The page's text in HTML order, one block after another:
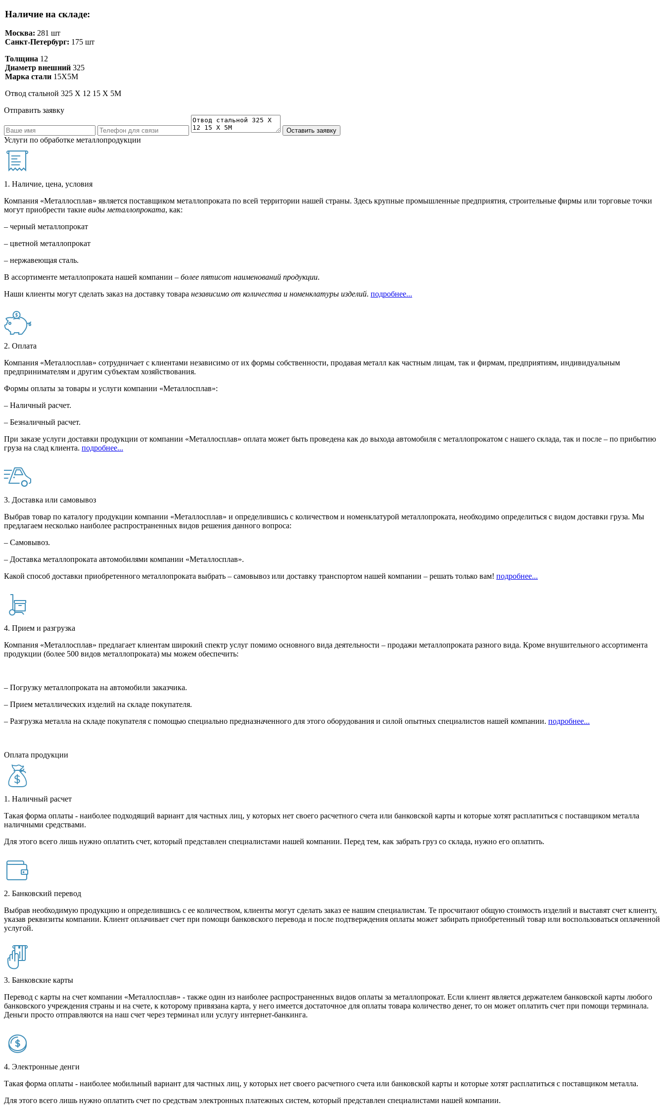
Наличие на складе:
Москва: 281 шт
Санкт-Петербург: 175 шт
Толщина 12
Диаметр внешний 325
Марка стали 15Х5М
Отвод стальной 325 Х 12 15 Х 5М
Отправить заявку
Услуги по обработке металлопродукции
1. Наличие, цена, условия
Компания «Металлосплав» является поставщиком металлопроката по всей территории нашей страны. Здесь крупные промышленные предприятия, строительные фирмы или торговые точки
могут приобрести такие виды металлопроката, как:
– черный металлопрокат
– цветной металлопрокат
– нержавеющая сталь.
В ассортименте металлопроката нашей компании – более пятисот наименований продукции.
Наши клиенты могут сделать заказ на доставку товара независимо от количества и номенклатуры изделий. подробнее...
2. Оплата
Компания «Металлосплав» сотрудничает с клиентами независимо от их формы собственности, продавая металл как частным лицам, так и фирмам, предприятиям, индивидуальным
предпринимателям и другим субъектам хозяйствования.
Формы оплаты за товары и услуги компании «Металлосплав»:
– Наличный расчет.
– Безналичный расчет.
При заказе услуги доставки продукции от компании «Металлосплав» оплата может быть проведена как до выхода автомобиля с металлопрокатом с нашего склада, так и после – по прибытию
груза на слад клиента. подробнее...
3. Доставка или самовывоз
Выбрав товар по каталогу продукции компании «Металлосплав» и определившись с количеством и номенклатурой металлопроката, необходимо определиться с видом доставки груза. Мы
предлагаем несколько наиболее распространенных видов решения данного вопроса:
– Самовывоз.
– Доставка металлопроката автомобилями компании «Металлосплав».
Какой способ доставки приобретенного металлопроката выбрать – самовывоз или доставку транспортом нашей компании – решать только вам! подробнее...
4. Прием и разгрузка
Компания «Металлосплав» предлагает клиентам широкий спектр услуг помимо основного вида деятельности – продажи металлопроката разного вида. Кроме внушительного ассортимента
продукции (более 500 видов металлопроката) мы можем обеспечить:
– Погрузку металлопроката на автомобили заказчика.
– Прием металлических изделий на складе покупателя.
– Разгрузка металла на складе покупателя с помощью специально предназначенного для этого оборудования и силой опытных специалистов нашей компании. подробнее...
Оплата продукции
1. Наличный расчет
Такая форма оплаты - наиболее подходящий вариант для частных лиц, у которых нет своего расчетного счета или банковской карты и которые хотят расплатиться с поставщиком металла
наличными средствами.
Для этого всего лишь нужно оплатить счет, который представлен специалистами нашей компании. Перед тем, как забрать груз со склада, нужно его оплатить.
2. Банковский перевод
Выбрав необходимую продукцию и определившись с ее количеством, клиенты могут сделать заказ ее нашим специалистам. Те просчитают общую стоимость изделий и выставят счет клиенту,
указав реквизиты компании. Клиент оплачивает счет при помощи банковского перевода и после подтверждения оплаты может забирать приобретенный товар или воспользоваться оплаченной
услугой.
3. Банковские карты
Перевод с карты на счет компании «Металлосплав» - также один из наиболее распространенных видов оплаты за металлопрокат. Если клиент является держателем банковской карты любого
банковского учреждения страны и на счете, к которому привязана карта, у него имеется достаточное для оплаты товара количество денег, то он может оплатить счет при помощи терминала.
Деньги просто отправляются на наш счет через терминал или услугу интернет-банкинга.
4. Электронные денги
Такая форма оплаты - наиболее мобильный вариант для частных лиц, у которых нет своего расчетного счета или банковской карты и которые хотят расплатиться с поставщиком металла.
Для этого всего лишь нужно оплатить счет по средствам электронных платежных систем, который представлен специалистами нашей компании.